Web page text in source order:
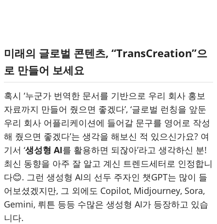
미래의 글로벌 콘텐츠, “TransCreation”으
로 만들어 보세요
혹시 ‘누군가 번역한 문서를 기반으로 우리 회사 홍보
자료까지 만들어 줬으면 좋겠다’, ‘글로벌 런칭을 앞둔
우리 회사 어플리케이션에 들어갈 문구를 영어로 작성
해 줬으면 좋겠다’는 생각을 해보신 적 있으신가요? 여
기서 ‘생성형 AI를 활용하면 되잖아’라고 생각하신 분!
최신 동향을 아주 잘 알고 계신 트렌드세터로 인정합니
다😊. 그런 생성형 AI의 선두 주자인 챗GPT는 많이 들
어보셨겠지만, 그 외에도 Copilot, Midjourney, Sora,
Gemini, 뤼튼 등등 수많은 생성형 AI가 등장하고 있습
니다.